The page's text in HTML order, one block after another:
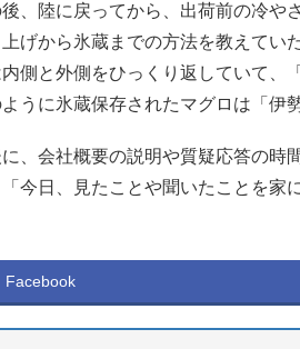
、陸に戻ってから、出荷前の冷や
げから氷蔵までの方法を教えてい
側と外側をひっくり返していて、
ように氷蔵保存されたマグロは「伊
、会社概要の説明や質疑応答の時
「今日、見たことや聞いたことを家
Facebook